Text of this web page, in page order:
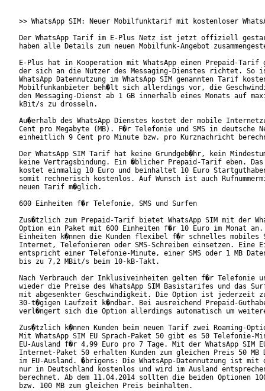
>> WhatsApp SIM: Neuer Mobilfunktarif mit kostenloser
Der WhatsApp Tarif im E-Plus Netz ist jetzt offiziell
haben alle Details zum neuen Mobilfunk-Angebot
E-Plus hat in Kooperation mit WhatsApp einen Prepaid-
der sich an die Nutzer des Messaging-Dienstes richtet. So
WhatsApp Datennutzung im WhatsApp SIM genannten Tarif
Mobilfunkanbieter beh�lt sich allerdings vor, die
den Messaging-Dienst ab 1 GB innerhalb eines Monats auf
kBit/s zu drosseln.
Au�erhalb des WhatsApp Dienstes kostet der mobile
Cent pro Megabyte (MB). F�r Telefonie und SMS in deutsche
einheitlich 9 Cent pro Minute bzw. pro Kurznachricht
Der WhatsApp SIM Tarif hat keine Grundgeb�hr, kein
keine Vertragsbindung. Ein �blicher Prepaid-Tarif eben.
kostet einmalig 10 Euro und beinhaltet 10 Euro
somit rechnerisch kostenlos. Auf Wunsch ist auch
neuen Tarif m�glich.
600 Einheiten f�r Telefonie, SMS und Surfen
Zus�tzlich zum Prepaid-Tarif bietet WhatsApp SIM mit der
Option ein Paket mit 600 Einheiten f�r 10 Euro im Monat an.
Einheiten k�nnen die Kunden flexibel f�r schnelles mobiles
Internet, Telefonieren oder SMS-Schreiben einsetzen. Eine
entspricht einer Telefonie-Minute, einer SMS oder 1 MB
bis zu 7,2 MBit/s beim 10-kB-Takt.
Nach Verbrauch der Inklusiveinheiten gelten f�r Telefonie
wieder die Preise des WhatsApp SIM Basistarifes und das
mit abgesenkter Geschwindigkeit. Die Option ist jederzeit
30-t�gigen Laufzeit k�ndbar. Bei ausreichend Prepaid-
verl�ngert sich die Option allerdings automatisch um
Zus�tzlich k�nnen Kunden beim neuen Tarif zwei Roaming-
Mit WhatsApp SIM EU Sprach-Paket 50 gibt es 50 Telefonie-
EU-Ausland f�r 4,99 Euro pro 7 Tage. Mit der WhatsApp SIM
Internet-Paket 50 erhalten Kunden zum gleichen Preis 50 MB
im EU-Ausland. �brigens: Die WhatsApp-Datennutzung ist mit
nur in Deutschland kostenlos und wird im Ausland
berechnet. Ab dem 11.04.2014 sollten die beiden Optionen
bzw. 100 MB zum gleichen Preis beinhalten.